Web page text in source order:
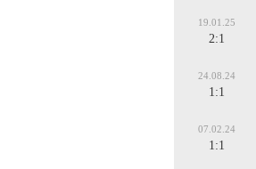
19.01.25
2:1
24.08.24
1:1
07.02.24
1:1